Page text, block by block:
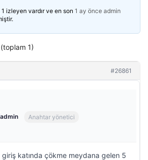
izleyen vardır ve en son 1 ay önce admin
1)
#26861
admin Anahtar yönetici
giriş katında çökme meydana gelen 5